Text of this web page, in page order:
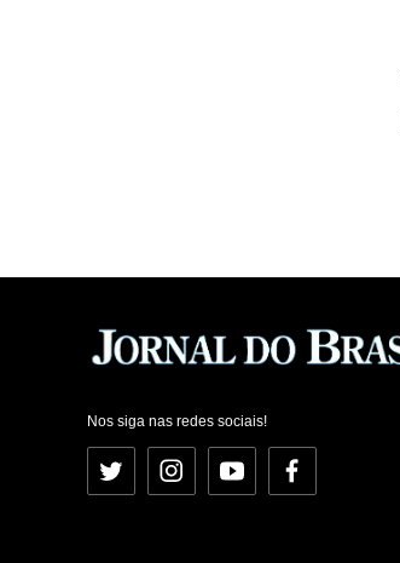
Nos siga nas redes sociais!
Twitter InstagramYouTubeFacebook